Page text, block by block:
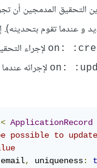
التحقيق المدمجين أن
عندما تقوم بتحديثه).
on: لإجراء
on: لإجرائه
< ApplicationRecord
possible to
email, uniqueness: